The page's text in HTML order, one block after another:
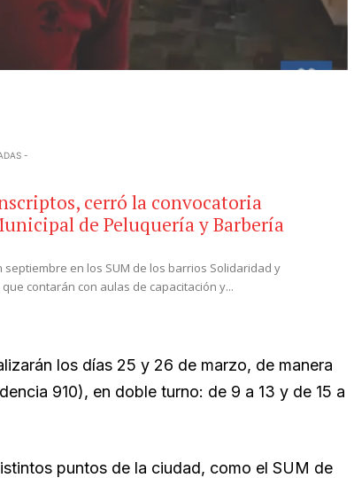
-
cerró la convocatoria
de Peluquería y Barbería
septiembre en los SUM de los barrios Solidaridad y
contarán con aulas de capacitación y...
los días 25 y 26 de marzo, de manera
910), en doble turno: de 9 a 13 y de 15 a
puntos de la ciudad, como el SUM de